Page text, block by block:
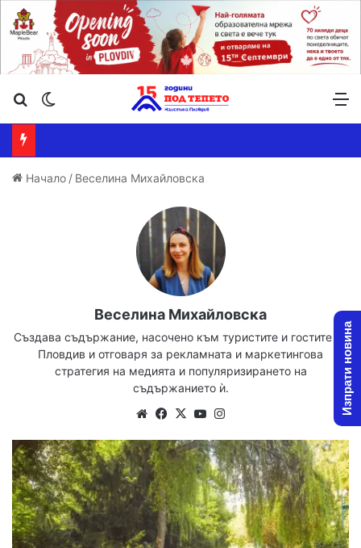
Търсене ...
Начало / Веселина Михайловска
Веселина Михайловска
Създава съдържание, насочено към туристите и гостите на
Пловдив и отговаря за рекламната и маркетингова
стратегия на медията и популяризирането на
съдържанието ѝ.
WebsiteFacebook
X YouTube Изпрати новина